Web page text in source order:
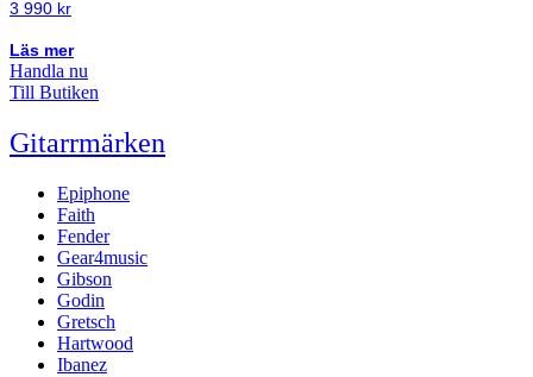
3 990 kr
Läs mer
Handla nu
Till Butiken
Gitarrmärken
Epiphone
Faith
Fender
Gear4music
Gibson
Godin
Gretsch
Hartwood
Ibanez